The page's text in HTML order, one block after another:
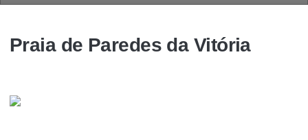
Praia de Paredes da Vitória